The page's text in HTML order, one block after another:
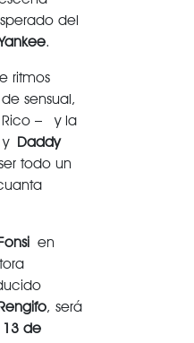
del
.
ritmos
sensual,
Rico – y la
y Daddy
todo un
en
, será
13 de